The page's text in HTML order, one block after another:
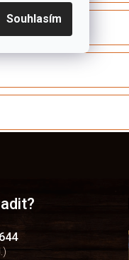
Souhlasím